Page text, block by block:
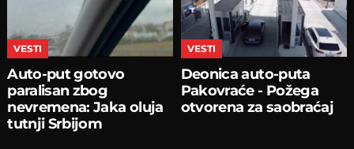
VESTI
Auto-put gotovo
paralisan zbog
nevremena: Jaka oluja
tutnji Srbijom
VESTI
Deonica auto-puta
Pakovraće - Požega
otvorena za saobraćaj